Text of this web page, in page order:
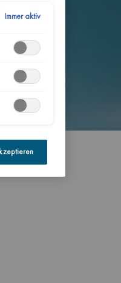
Immer aktiv